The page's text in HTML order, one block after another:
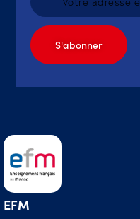
EFM